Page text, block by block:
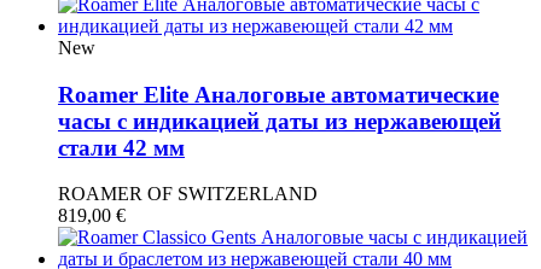
New
Roamer Elite Аналоговые автоматические
часы с индикацией даты из нержавеющей
стали 42 мм
ROAMER OF SWITZERLAND
819,00 €